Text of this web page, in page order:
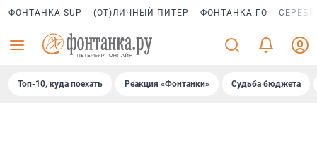
ФОНТАНКА SUP (ОТ)ЛИЧНЫЙ ПИТЕР ФОНТАНКА ГО
Топ-10, куда поехать Реакция «Фонтанки» Судьба бюджета